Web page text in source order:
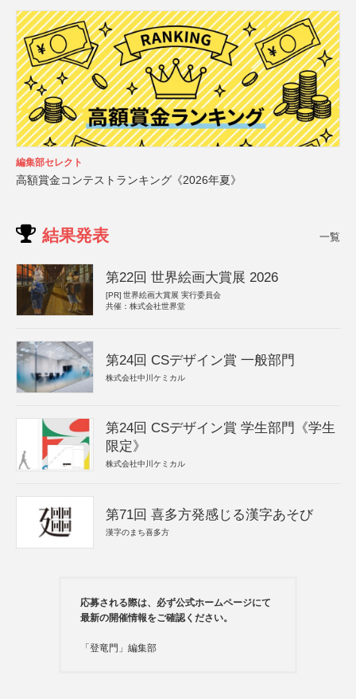
編集部セレクト
高額賞金コンテストランキング《2026年夏》
結果発表 一覧
第22回 世界絵画大賞展 2026
[PR] 世界絵画大賞展 実行委員会
共催：株式会社世界堂
第24回 CSデザイン賞 一般部門
株式会社中川ケミカル
第24回 CSデザイン賞 学生部門《学生
限定》
株式会社中川ケミカル
第71回 喜多方発感じる漢字あそび
漢字のまち喜多方
応募される際は、必ず公式ホームページにて
最新の開催情報をご確認ください。
「登竜門」編集部